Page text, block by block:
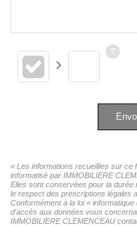
« Les informations recueillies sur ce
informatisé par IMMOBILIERE
Elles sont conservées pour la durée
le respect des prescriptions légales
Conformément à la loi «
d'accès aux données vous
IMMOBILIERE CLEMENCEAU